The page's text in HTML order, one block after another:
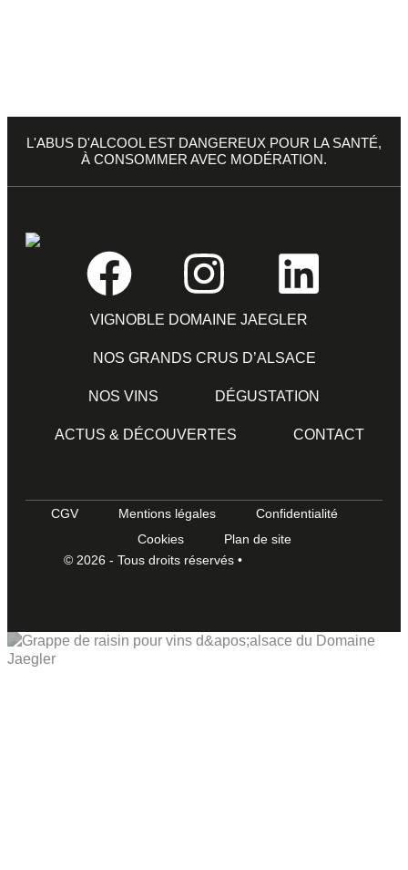
L'ABUS D'ALCOOL EST DANGEREUX POUR LA SANTÉ,
À CONSOMMER AVEC MODÉRATION.
VIGNOBLE DOMAINE JAEGLER
NOS GRANDS CRUS D’ALSACE
NOS VINS DÉGUSTATION
ACTUS & DÉCOUVERTES CONTACT
© 2026 - Tous droits réservés •
CGV Mentions légales
Confidentialité
Cookies
Plan de site